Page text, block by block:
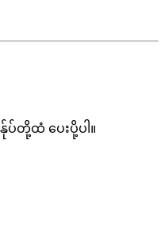
ပ်တို့ထံ ပေးပို့ပါ။